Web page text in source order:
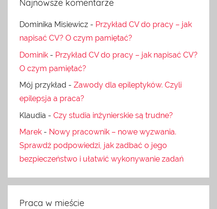
Najnowsze komentarze
Dominika Misiewicz - Przykład CV do pracy – jak
napisać CV? O czym pamiętać?
Dominik - Przykład CV do pracy – jak napisać CV?
O czym pamiętać?
Mój przykład - Zawody dla epileptyków. Czyli
epilepsja a praca?
Klaudia - Czy studia inżynierskie są trudne?
Marek - Nowy pracownik – nowe wyzwania.
Sprawdź podpowiedzi, jak zadbać o jego
bezpieczeństwo i ułatwić wykonywanie zadań
Praca w mieście